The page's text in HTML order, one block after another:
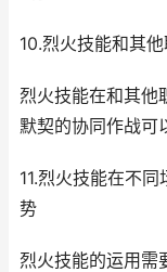
10.烈火技能和其
烈火技能在和其他
默契的协同作战可
11.烈火技能在不
势
烈火技能的运用需